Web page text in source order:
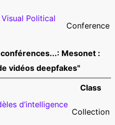
Political
Conference
Mesonet :
vidéos deepfakes"
Class
d’intelligence
Collection